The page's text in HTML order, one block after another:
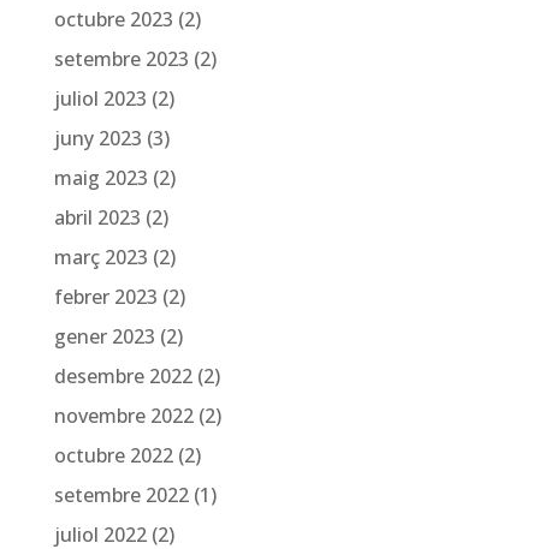
octubre 2023 (2)
setembre 2023 (2)
juliol 2023 (2)
juny 2023 (3)
maig 2023 (2)
abril 2023 (2)
març 2023 (2)
febrer 2023 (2)
gener 2023 (2)
desembre 2022(2)
novembre 2022(2)
octubre 2022(2)
setembre 2022(1)
juliol 2022(2)